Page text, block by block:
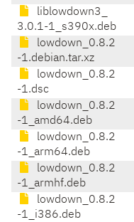
liblowdown3_
3.0.1-1_s390x.deb
lowdown_0.8.2
-1.debian.tar.xz
lowdown_0.8.2
-1.dsc
lowdown_0.8.2
-1_amd64.deb
lowdown_0.8.2
-1_arm64.deb
lowdown_0.8.2
-1_armhf.deb
lowdown_0.8.2
-1_i386.deb